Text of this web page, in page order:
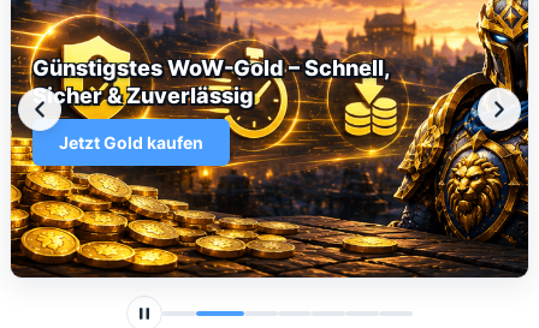
Günstigstes WoW-Gold – Schnell,
Sicher & Zuverlässig
Jetzt Gold kaufen